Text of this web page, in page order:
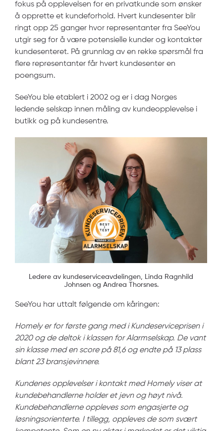
fokus på opplevelsen for en privatkunde som ønsker
å opprette et kundeforhold. Hvert kundesenter blir
ringt opp 25 ganger hvor representanter fra SeeYou
utgir seg for å være potensielle kunder og kontakter
kundesenteret. På grunnlag av en rekke spørsmål fra
flere representanter får hvert kundesenter en
poengsum.
SeeYou ble etablert i 2002 og er i dag Norges
ledende selskap innen måling av kundeopplevelse i
butikk og på kundesentre.
Ledere av kundeserviceavdelingen, Linda Ragnhild
Johnsen og Andrea Thorsnes.
SeeYou har uttalt følgende om kåringen:
Homelyer for første gang med i Kundeserviceprisen i
2020 og de deltok i klassen for Alarmselskap. De vant
sin klasse med en score på 81,6 og endte på 13 plass
blant 23 bransjevinnere.
Kundenes opplevelser i kontakt medHomelyviser at
kundebehandlerne holder et jevn og høyt nivå.
Kundebehandlerne oppleves som engasjerte og
løsningsorienterte. I tillegg, oppleves de som svært